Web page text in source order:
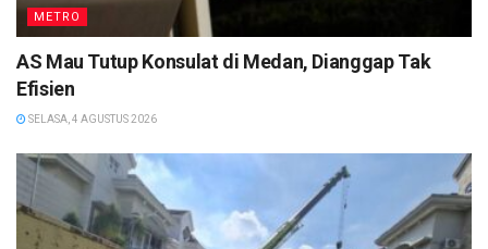
METRO
AS Mau Tutup Konsulat di Medan, Dianggap Tak
Efisien
SELASA, 4 AGUSTUS 2026